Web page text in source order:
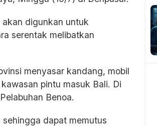
digunkan untuk
serentak melibatkan
menyasar kandang, mobil
pintu masuk Bali. Di
Benoa.
dapat memutus